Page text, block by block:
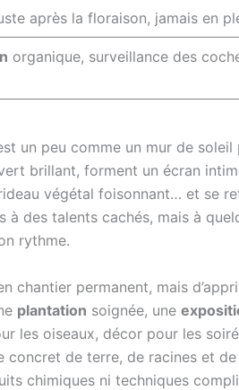
après la floraison, jamais en
organique, surveillance des
un peu comme un mur de
brillant, forment un écran
végétal foisonnant… et se
des talents cachés, mais à
rythme.
chantier permanent, mais
plantation soignée, une
les oiseaux, décor pour les
concret de terre, de racines et
chimiques ni techniques